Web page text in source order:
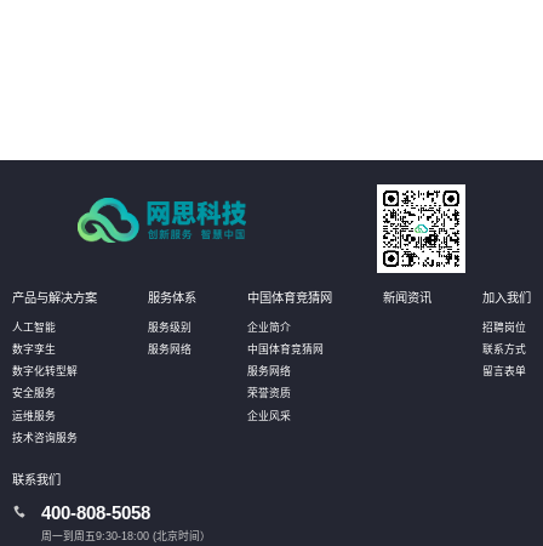
产品与解决方案
人工智能
数字孪生
数字化转型解
安全服务
运维服务
技术咨询服务
服务体系
服务级别
服务网络
中国体育竞猜网
企业简介
中国体育竞猜网
服务网络
荣誉资质
企业风采
新闻资讯 加入我们
招聘岗位
联系方式
留言表单
联系我们
400-808-5058
周一到周五9:30-18:00 (北京时间）